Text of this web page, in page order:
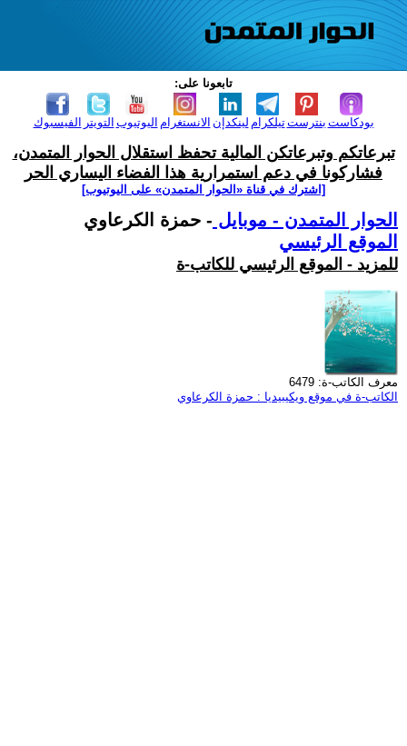
تابعونا على:
الفيسبوك التويتر اليوتيوب الانستغرام لينكدإن تيلكرامبنترست بودكاست
تبرعاتكم وتبرعاتكن المالية تحفظ استقلال الحوار المتمدن،
فشاركونا في دعم استمرارية هذا الفضاء اليساري الحر
[اشترك في قناة ‫«الحوار المتمدن» على اليوتيوب]
الحوار المتمدن - موبايل - حمزة الكرعاوي
الموقع الرئيسي
للمزيد - الموقع الرئيسي للكاتب-ة
معرف الكاتب-ة: 6479
الكاتب-ة في موقع ويكيبيديا : حمزة الكرعاوي